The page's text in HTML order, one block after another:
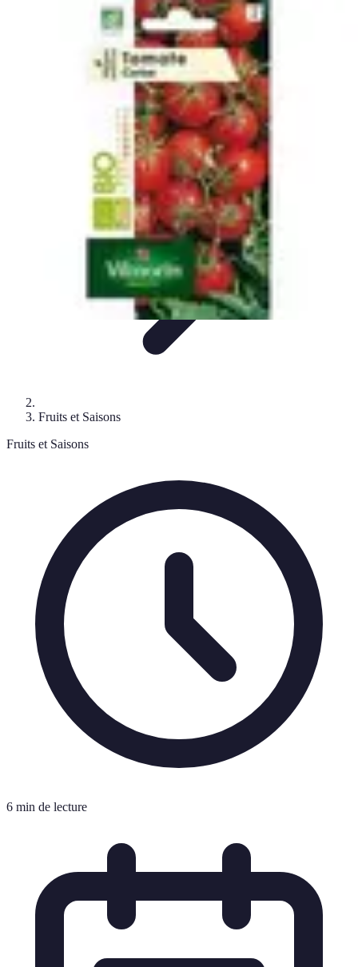
Alimentation saineArticles Mensuels
Fruits de Saison
Fruits et Saisons
Fruits et Saisons
6 min de lecture